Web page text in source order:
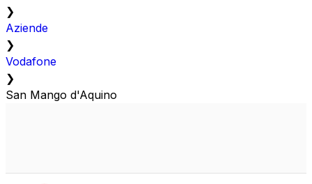
❯
Aziende
❯
Vodafone
❯
San Mango d'Aquino